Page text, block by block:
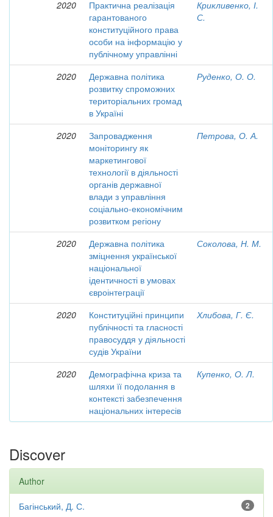
2020
Практична реалізація
гарантованого
конституційного права
особи на інформацію у
публічному управлінні
Крикливенко, І.
С.
2020
Державна політика
розвитку спроможних
територіальних громад
в Україні
Руденко, О. О.
2020
Запровадження
моніторингу як
маркетингової
технології в діяльності
органів державної
влади з управління
соціально-економічним
розвитком регіону
Петрова, О. А.
2020
Державна політика
зміцнення української
національної
ідентичності в умовах
євроінтеграції
Соколова, Н. М.
2020
Конституційні принципи
публічності та гласності
правосуддя у діяльності
судів України
Хлибова, Г. Є.
2020
Демографічна криза та
шляхи її подолання в
контексті забезпечення
національних інтересів
Купенко, О. Л.
Discover
Author
2
Багінський, Д. С.